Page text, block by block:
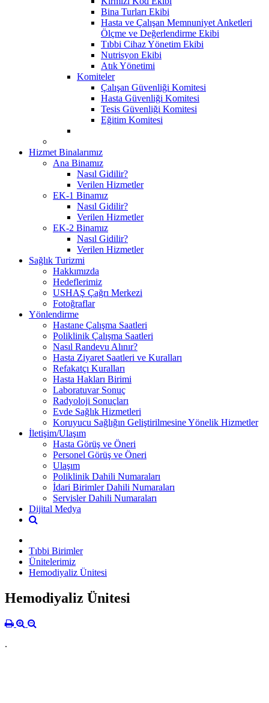
Bina Turları Ekibi
Hasta ve Çalışan Memnuniyet Anketleri
Ölçme ve Değerlendirme Ekibi
Tıbbi Cihaz Yönetim Ekibi
Nutrisyon Ekibi
Atık Yönetimi
Komiteler
Çalışan Güvenliği Komitesi
Hasta Güvenliği Komitesi
Tesis Güvenliği Komitesi
Eğitim Komitesi
Hizmet Binalarımız
Ana Binamız
Nasıl Gidilir?
Verilen Hizmetler
EK-1 Binamız
Nasıl Gidilir?
Verilen Hizmetler
EK-2 Binamız
Nasıl Gidilir?
Verilen Hizmetler
Sağlık Turizmi
Hakkımızda
Hedeflerimiz
USHAŞ Çağrı Merkezi
Fotoğraflar
Yönlendirme
Hastane Çalışma Saatleri
Poliklinik Çalışma Saatleri
Nasıl Randevu Alınır?
Hasta Ziyaret Saatleri ve Kuralları
Refakatçı Kuralları
Hasta Hakları Birimi
Laboratuvar Sonuç
Radyoloji Sonuçları
Evde Sağlık Hizmetleri
Koruyucu Sağlığın Geliştirilmesine Yönelik Hizmetler
İletişim/Ulaşım
Hasta Görüş ve Öneri
Personel Görüş ve Öneri
Ulaşım
Poliklinik Dahili Numaraları
İdari Birimler Dahili Numaraları
Servisler Dahili Numaraları
Dijital Medya
Tıbbi Birimler
Ünitelerimiz
Hemodiyaliz Ünitesi
Hemodiyaliz Ünitesi
.